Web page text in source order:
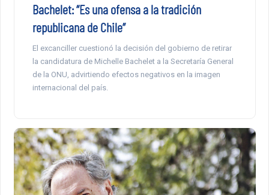
Bachelet: “Es una ofensa a la tradición
republicana de Chile”
El excanciller cuestionó la decisión del gobierno de retirar
la candidatura de Michelle Bachelet a la Secretaría General
de la ONU, advirtiendo efectos negativos en la imagen
internacional del país.